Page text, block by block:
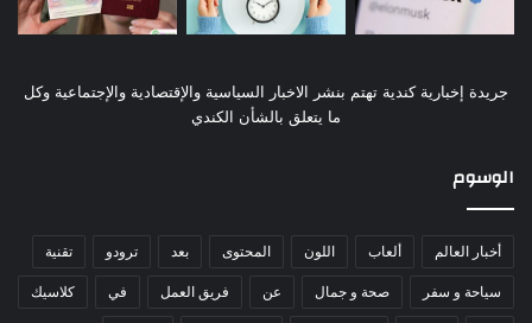
جريدة إخبارية كندية تهتم بنشر الاخبار السياسية والإقتصادية والإجتماعية وكل
ما يتعلق بالشأن الكندي
الوسوم
أخبار العالم ألعاب اللون المحتوى بعد ترودو تقنية
سياحة و سفر صحة و جمال عن فريق العمل في كلاسيك